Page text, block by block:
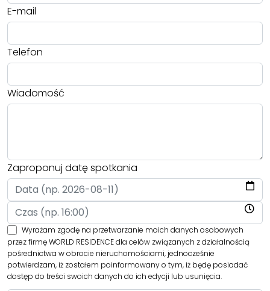
E-mail
Telefon
Wiadomość
Zaproponuj datę spotkania
Wyrażam zgodę na przetwarzanie moich danych osobowych
przez firmę WORLD RESIDENCE dla celów związanych z działalnością
pośrednictwa w obrocie nieruchomościami, jednocześnie
potwierdzam, iż zostałem poinformowany o tym, iż będę posiadać
dostęp do treści swoich danych do ich edycji lub usunięcia.